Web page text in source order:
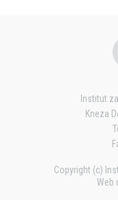
Institut
Kneza
Copyright (c)
Web